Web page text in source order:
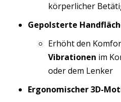
körperlicher
Gepolsterte
Erhöht den
Vibrationen im
oder dem Lenker
Ergonomischer 3D-